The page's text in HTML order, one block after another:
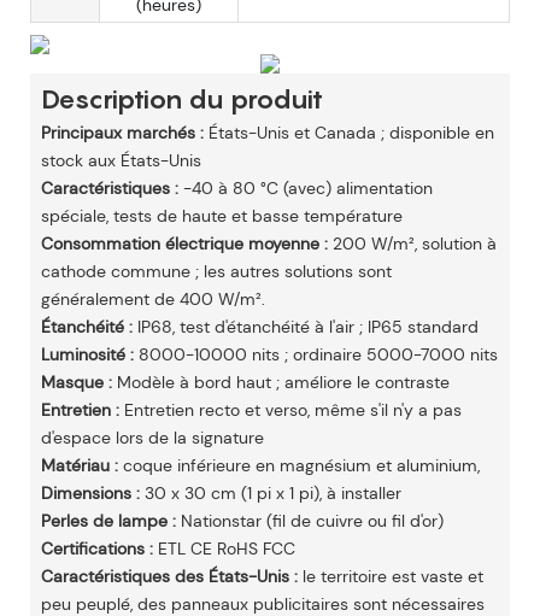
(heures)
Description du produit
Principaux marchés :États-Unis et Canada ; disponible en
stock aux États-Unis
Caractéristiques :-40 à 80 °C (avec) alimentation
spéciale, tests de haute et basse température
Consommation électrique moyenne :200 W/m², solution à
cathode commune ; les autres solutions sont
généralement de 400 W/m².
Étanchéité :IP68, test d'étanchéité à l'air ; IP65 standard
Luminosité :8000-10000 nits ; ordinaire 5000-7000 nits
Masque :Modèle à bord haut ; améliore le contraste
Entretien :Entretien recto et verso, même s'il n'y a pas
d'espace lors de la signature
Matériau :coque inférieure en magnésium et aluminium,
Dimensions :30 x 30 cm (1 pi x 1 pi), à installer
Perles de lampe :Nationstar (fil de cuivre ou fil d'or)
Certifications :ETL CE RoHS FCC
Caractéristiques des États-Unis :le territoire est vaste et
peu peuplé, des panneaux publicitaires sont nécessaires